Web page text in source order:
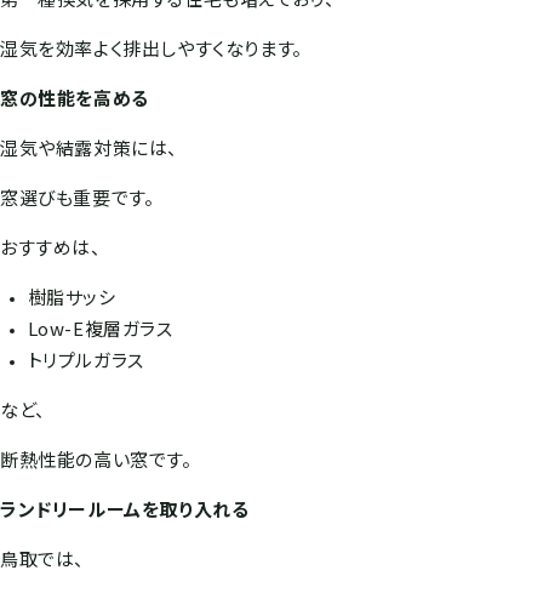
湿気を効率よく排出しやすくなります。
窓の性能を高める
湿気や結露対策には、
窓選びも重要です。
おすすめは、
樹脂サッシ
Low-E複層ガラス
トリプルガラス
など、
断熱性能の高い窓です。
ランドリールームを取り入れる
鳥取では、